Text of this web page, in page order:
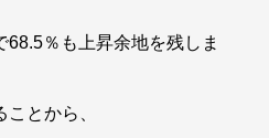
68.5％も上昇余地を残しま
とから、